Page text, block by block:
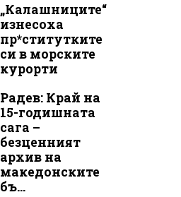
„Калашниците“
изнесоха
пр*ститутките
си в морските
курорти
Радев: Край на
15-годишната
сага –
безценният
архив на
македонските
бъ...